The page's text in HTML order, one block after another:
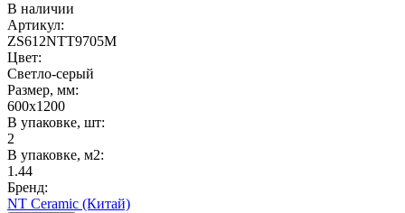
В наличии
Артикул:
ZS612NTT9705M
Цвет:
Светло-серый
Размер, мм:
600x1200
В упаковке, шт:
2
В упаковке, м2:
1.44
Бренд:
NT Ceramic (Китай)